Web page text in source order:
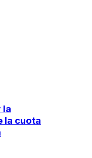
la
la cuota